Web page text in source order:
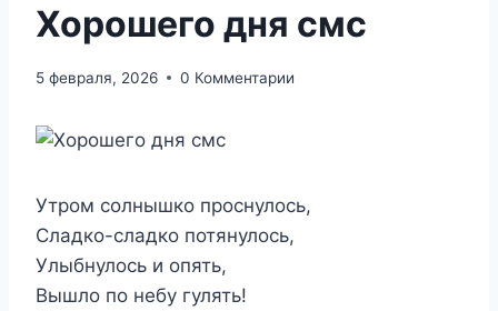
Хорошего дня смс
5 февраля, 2026 0 Комментарии
Утром солнышко проснулось,
Сладко-сладко потянулось,
Улыбнулось и опять,
Вышло по небу гулять!